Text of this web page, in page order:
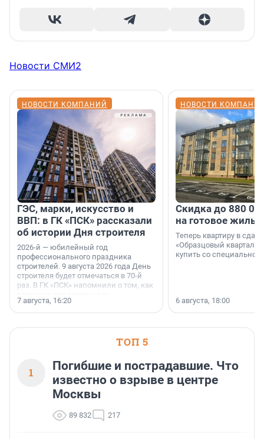
Новости СМИ2
НОВОСТИ КОМПАНИЙ
ГЭС, марки, искусство и
ВВП: в ГК «ПСК» рассказали
об истории Дня строителя
2026-й — юбилейный год
профессионального праздника
строителей. 9 августа 2026 года День
строителя будет отмечаться в 70-й
раз. В ГК «ПСК» напомнили о том, как
поменялась роль строительства.
7 августа, 16:20
НОВОСТИ
Скидка до 880
на готовое
Теперь квартиру в
«Образцовый квартал
купить со специальной
6 августа, 18:00
ТОП 5
1
Погибшие и пострадавшие. Что
известно о взрыве в центре
Москвы
89 832 217